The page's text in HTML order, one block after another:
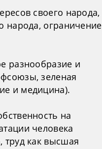
своего народа,
народа, ограничение
разнообразие и
зеленая
и медицина).
на
человека
труд как высшая